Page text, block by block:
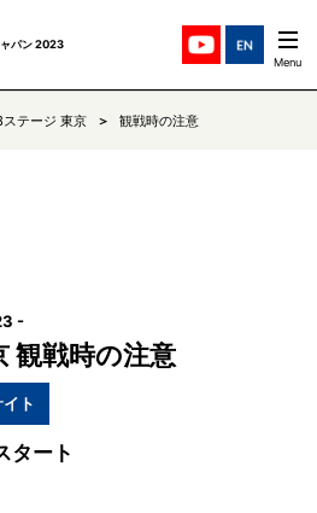
パン 2023
ステージ 東京 観戦時の注意
-
観戦時の注意
ト
タート